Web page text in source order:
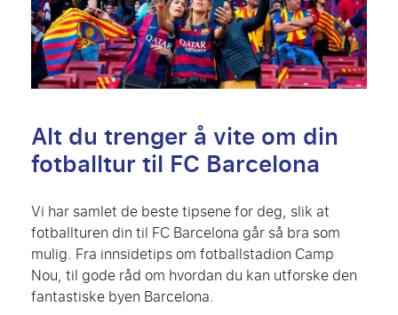
Alt du trenger å vite om din
fotballtur til FC Barcelona
Vi har samlet de beste tipsene for deg, slik at
fotballturen din til FC Barcelona går så bra som
mulig. Fra innsidetips om fotballstadion Camp
Nou, til gode råd om hvordan du kan utforske den
fantastiske byen Barcelona.